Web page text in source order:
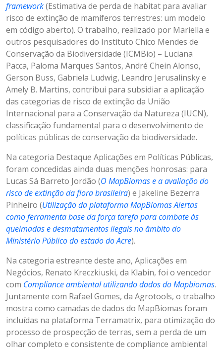
framework(Estimativa de perda de habitat para avaliar
risco de extinção de mamíferos terrestres: um modelo
em código aberto). O trabalho, realizado por Mariella e
outros pesquisadores do Instituto Chico Mendes de
Conservação da Biodiversidade (ICMBio) – Luciana
Pacca, Paloma Marques Santos, André Chein Alonso,
Gerson Buss, Gabriela Ludwig, Leandro Jerusalinsky e
Amely B. Martins, contribui para subsidiar a aplicação
das categorias de risco de extinção da União
Internacional para a Conservação da Natureza (IUCN),
classificação fundamental para o desenvolvimento de
políticas públicas de conservação da biodiversidade.
Na categoria Destaque Aplicações em Políticas Públicas,
foram concedidas ainda duas menções honrosas: para
Lucas Sá Barreto Jordão (O MapBiomas e a avaliação do
risco de extinção da flora brasileira) e Jakeline Bezerra
Pinheiro (Utilização da plataforma MapBiomas Alertas
como ferramenta base da força tarefa para combate às
queimadas e desmatamentos ilegais no âmbito do
Ministério Público do estado do Acre).
Na categoria estreante deste ano, Aplicações em
Negócios, Renato Kreczkiuski, da Klabin, foi o vencedor
com Compliance ambiental utilizando dados do Mapbiomas.
Juntamente com Rafael Gomes, da Agrotools, o trabalho
mostra como camadas de dados do MapBiomas foram
incluídas na plataforma Terramatrix, para otimização do
processo de prospecção de terras, sem a perda de um
olhar completo e consistente de compliance ambiental